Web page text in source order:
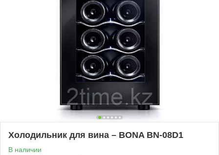
Холодильник для вина – BONA BN-08D1
В наличии